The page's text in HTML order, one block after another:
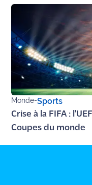
Mention
légales
Conditions
générales
d'utilisation du
site maritima.fr
Monde-Sports
Crise à la FIFA :
Coupes du monde